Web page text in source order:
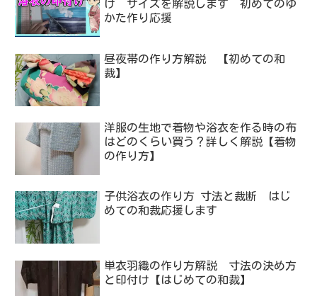
け サイズを解説します 初めてのゆ
かた作り応援
昼夜帯の作り方解説 【初めての和
裁】
洋服の生地で着物や浴衣を作る時の布
はどのくらい買う？詳しく解説【着物
の作り方】
子供浴衣の作り方 寸法と裁断 はじ
めての和裁応援します
単衣羽織の作り方解説 寸法の決め方
と印付け【はじめての和裁】